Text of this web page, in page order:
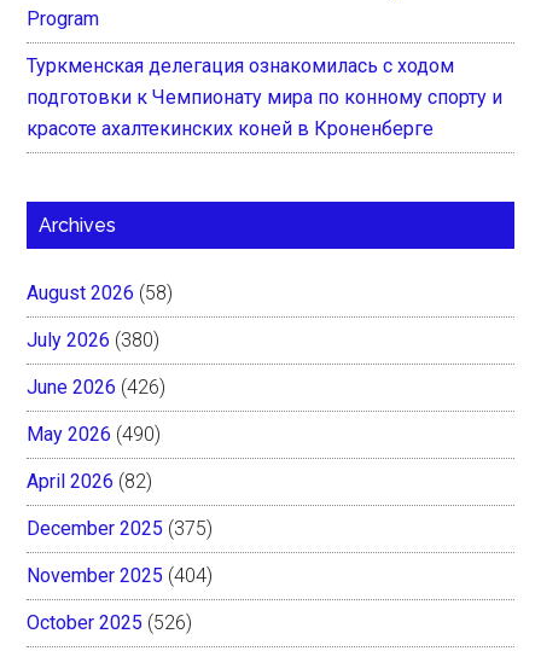
Program
Туркменская делегация ознакомилась с ходом
подготовки к Чемпионату мира по конному спорту и
красоте ахалтекинских коней в Кроненберге
Archives
August 2026 (58)
July 2026 (380)
June 2026 (426)
May 2026 (490)
April 2026 (82)
December 2025 (375)
November 2025 (404)
October 2025 (526)